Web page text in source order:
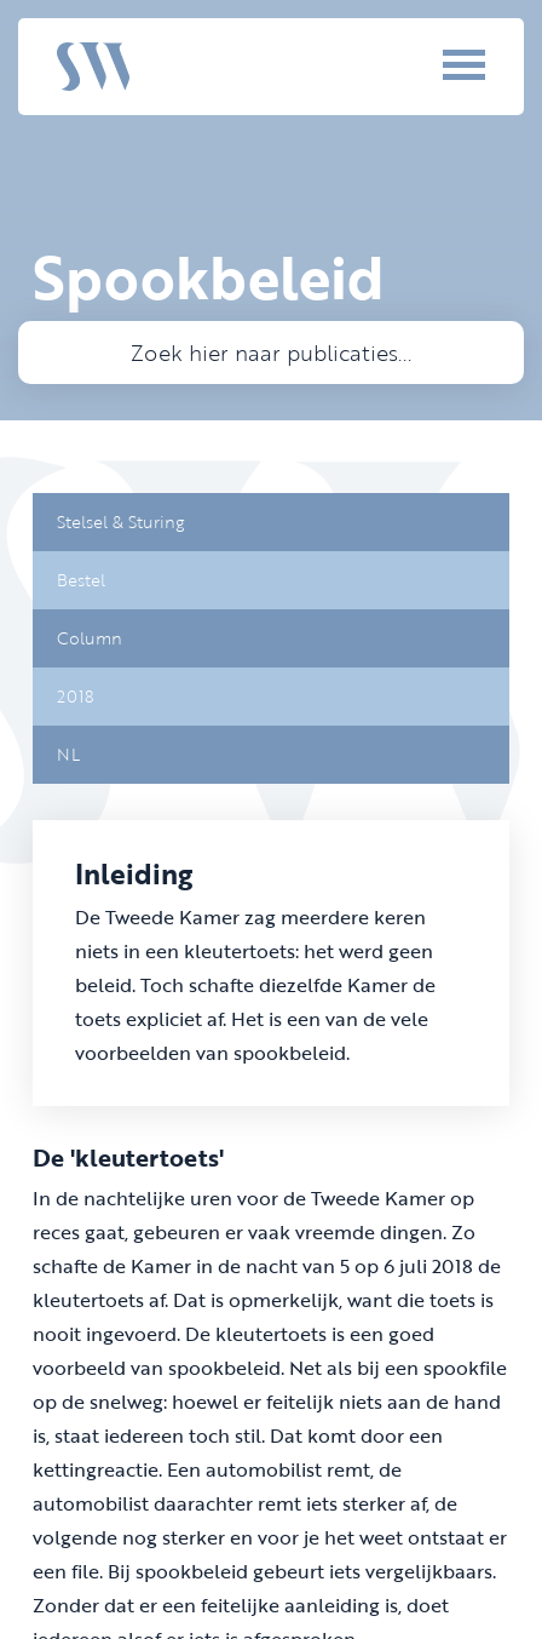
Spookbeleid
Stelsel & Sturing
Bestel
Column
2018
NL
Inleiding
De Tweede Kamer zag meerdere keren
niets in een kleutertoets: het werd geen
beleid. Toch schafte diezelfde Kamer de
toets expliciet af. Het is een van de vele
voorbeelden van spookbeleid.
De 'kleutertoets'
In de nachtelijke uren voor de Tweede Kamer op
reces gaat, gebeuren er vaak vreemde dingen. Zo
schafte de Kamer in de nacht van 5 op 6 juli 2018 de
kleutertoets af. Dat is opmerkelijk, want die toets is
nooit ingevoerd. De kleutertoets is een goed
voorbeeld van spookbeleid. Net als bij een spookfile
op de snelweg: hoewel er feitelijk niets aan de hand
is, staat iedereen toch stil. Dat komt door een
kettingreactie. Een automobilist remt, de
automobilist daarachter remt iets sterker af, de
volgende nog sterker en voor je het weet ontstaat er
een file. Bij spookbeleid gebeurt iets vergelijkbaars.
Zonder dat er een feitelijke aanleiding is, doet